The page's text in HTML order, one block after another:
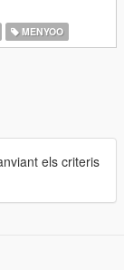
MENYOO
els criteris